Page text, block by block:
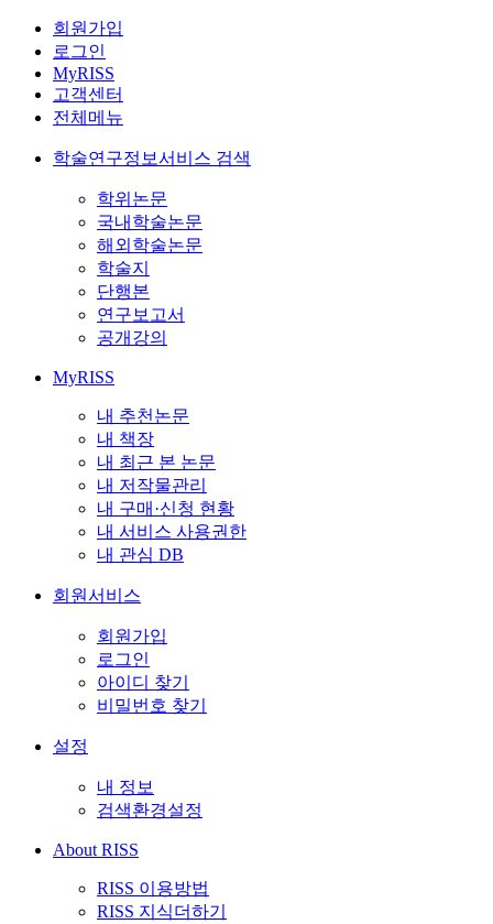
회원가입
로그인
MyRISS
고객센터
전체메뉴
학술연구정보서비스 검색
학위논문
국내학술논문
해외학술논문
학술지
단행본
연구보고서
공개강의
MyRISS
내 추천논문
내 책장
내 최근 본 논문
내 저작물관리
내 구매·신청 현황
내 서비스 사용권한
내 관심 DB
회원서비스
회원가입
로그인
아이디 찾기
비밀번호 찾기
설정
내 정보
검색환경설정
About RISS
RISS 이용방법
RISS 지식더하기